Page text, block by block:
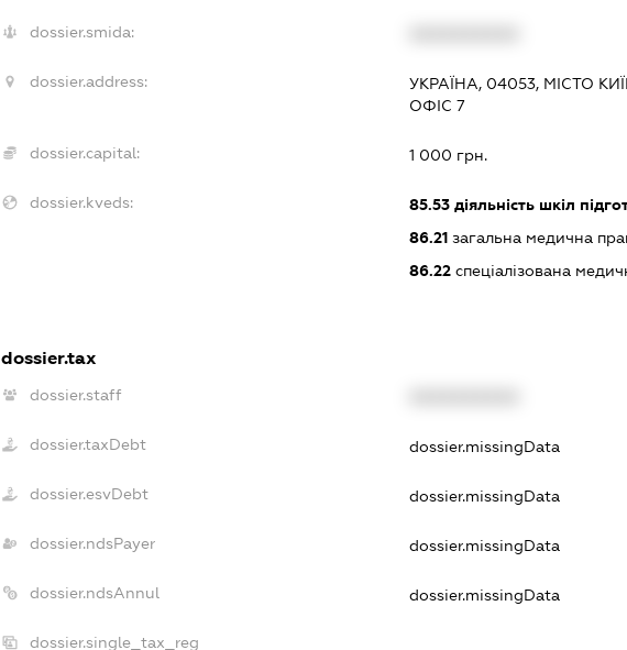
dossier.smida:
dossier.address:
УКРАЇНА, 04053, МІСТО
ОФІС 7
dossier.capital: 1 000 грн.
dossier.kveds: 85.53діяльність шкіл
86.21загальна медична
86.22спеціалізована
dossier.tax
dossier.staff
dossier.taxDebt dossier.missingData
dossier.esvDebt dossier.missingData
dossier.ndsPayer dossier.missingData
dossier.ndsAnnul dossier.missingData
dossier.single_tax_reg